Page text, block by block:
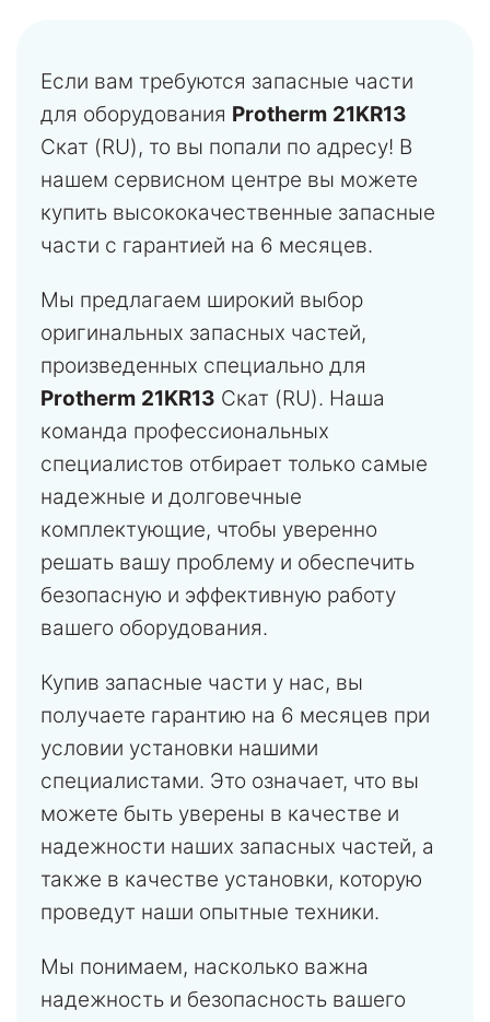
Если вам требуются запасные части
для оборудования Protherm 21KR13
Скат (RU), то вы попали по адресу! В
нашем сервисном центре вы можете
купить высококачественные запасные
части с гарантией на 6 месяцев.
Мы предлагаем широкий выбор
оригинальных запасных частей,
произведенных специально для
Protherm 21KR13 Скат (RU). Наша
команда профессиональных
специалистов отбирает только самые
надежные и долговечные
комплектующие, чтобы уверенно
решать вашу проблему и обеспечить
безопасную и эффективную работу
вашего оборудования.
Купив запасные части у нас, вы
получаете гарантию на 6 месяцев при
условии установки нашими
специалистами. Это означает, что вы
можете быть уверены в качестве и
надежности наших запасных частей, а
также в качестве установки, которую
проведут наши опытные техники.
Мы понимаем, насколько важна
надежность и безопасность вашего